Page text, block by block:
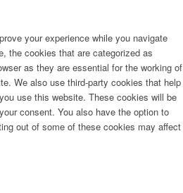
your experience while you navigate
the cookies that are categorized as
as they are essential for the working of
We also use third-party cookies that help
use this website. These cookies will be
consent. You also have the option to
out of some of these cookies may affect